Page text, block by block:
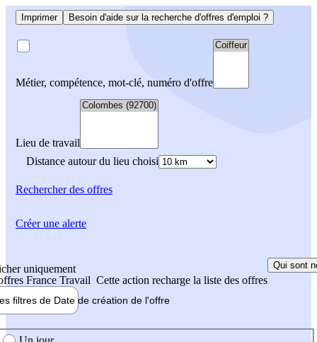
Imprimer Besoin d'aide sur la recherche d'offres d'emploi ?
Métier, compétence, mot-clé, numéro d'offre
Lieu de travail
Distance autour du lieu choisi
Rechercherdes offres
uniquement
France Travail Cette action recharge la liste des offres
Qui sont
filtres de Date de création de l'offre
création de l'offre
Créer une alerte